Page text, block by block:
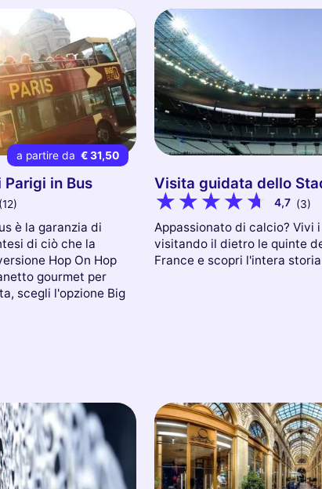
a partire da € 31,50
Parigi in Bus
(12)
è la garanzia di
di ciò che la
Hop On Hop
gourmet per
scegli l'opzione Big
Visita guidata dello
4,7 (3)
Appassionato di calcio? Vivi
visitando il dietro le quinte
France e scopri l'intera